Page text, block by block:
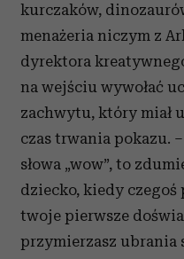
kurczaków,
menażeria niczym z
dyrektora
na wejściu wywołać
zachwytu, który miał
czas trwania pokazu.
słowa „wow”, to
dziecko, kiedy
twoje pierwsze
przymierzasz ubrania